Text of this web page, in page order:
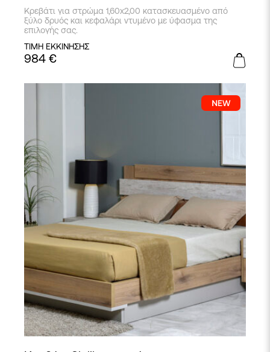
Κρεβάτι για στρώμα 1,60x2,00 κατασκευασμένο από
ξύλο δρυός και κεφαλάρι ντυμένο με ύφασμα της
επιλογής σας.
ΤΙΜΗ ΕΚΚΙΝΗΣΗΣ
984 €